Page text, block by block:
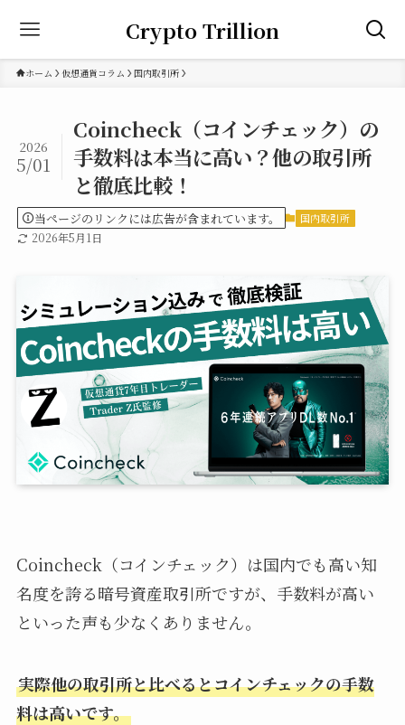
Crypto Trillion
ホーム 仮想通貨コラム 国内取引所
Coincheck（コインチェック）の
手数料は本当に高い？他の取引所
と徹底比較！
2026
5/01
当ページのリンクには広告が含まれています。 国内取引所
2026年5月1日
Coincheck（コインチェック）は国内でも高い知
名度を誇る暗号資産取引所ですが、手数料が高い
といった声も少なくありません。
実際他の取引所と比べるとコインチェックの手数
料は高いです。